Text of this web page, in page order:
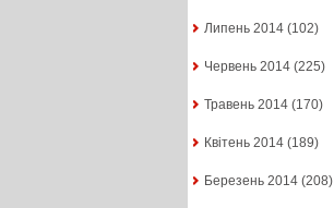
Липень 2014(102)
Червень 2014(225)
Травень 2014(170)
Квітень 2014(189)
Березень 2014(208)